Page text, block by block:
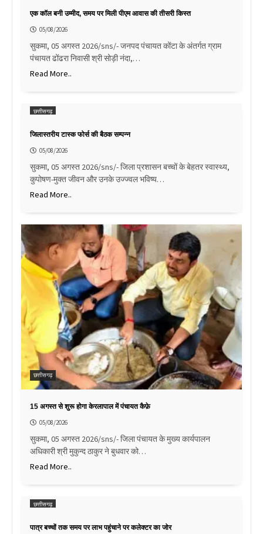
एक कॉल बनी उम्मीद, समय पर मिली पीएम आवास की तीसरी किस्त
05/08/2026
सुकमा, 05 अगस्त 2026/sns/- जनपद पंचायत कोंटा के अंतर्गत ग्राम
पंचायत ढोंढरा निवासी श्री सोड़ी नंदा,…
Read More..
छत्तीसगढ़
जिलास्तरीय टास्क फोर्स की बैठक सम्पन्न
05/08/2026
सुकमा, 05 अगस्त 2026/sns/- जिला प्रशासन बच्चों के बेहतर स्वास्थ्य,
कुपोषण-मुक्त जीवन और उनके उज्ज्वल भविष्य…
Read More..
छत्तीसगढ़
15 अगस्त से शुरू होगा केरलापाल में पंचायत कैफ़े
05/08/2026
सुकमा, 05 अगस्त 2026/sns/- जिला पंचायत के मुख्य कार्यपालन
अधिकारी श्री मुकुन्द ठाकुर ने बुधवार को…
Read More..
छत्तीसगढ़
पात्र बच्चों तक समय पर लाभ पहुंचाने पर कलेक्टर का जोर